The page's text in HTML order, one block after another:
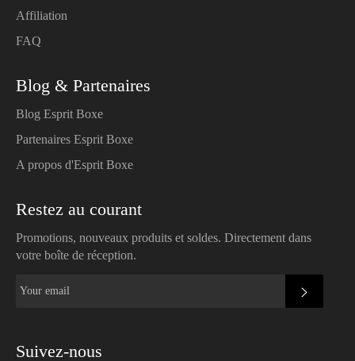
Affiliation
FAQ
Blog & Partenaires
Blog Esprit Boxe
Partenaires Esprit Boxe
A propos d'Esprit Boxe
Restez au courant
Promotions, nouveaux produits et soldes. Directement dans
votre boîte de réception.
Suivez-nous